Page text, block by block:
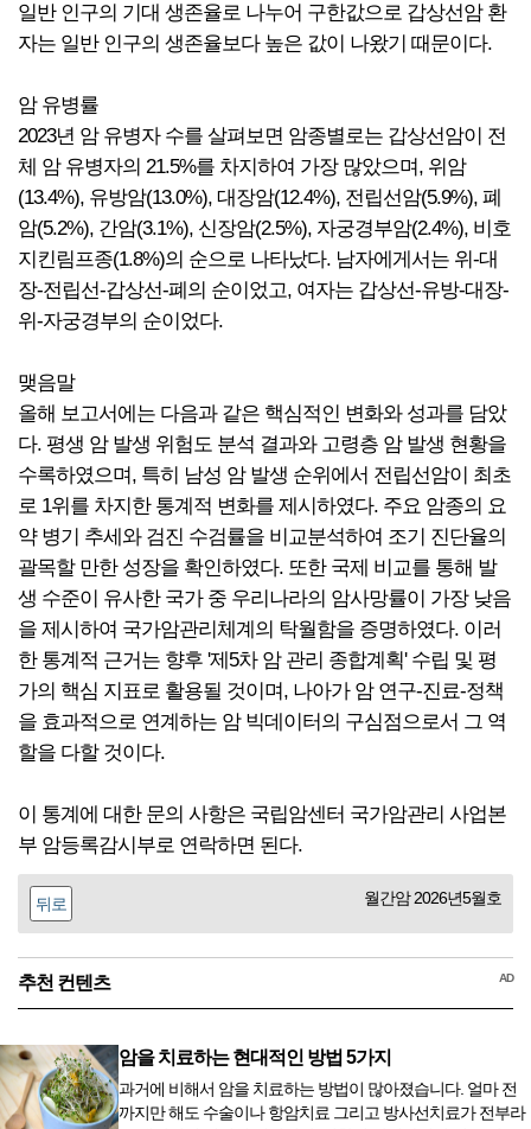
일반 인구의 기대 생존율로 나누어 구한값으로 갑상선암 환
자는 일반 인구의 생존율보다 높은 값이 나왔기 때문이다.
암 유병률
2023년 암 유병자 수를 살펴보면 암종별로는 갑상선암이 전
체 암 유병자의 21.5%를 차지하여 가장 많았으며, 위암
(13.4%), 유방암(13.0%), 대장암(12.4%), 전립선암(5.9%), 폐
암(5.2%), 간암(3.1%), 신장암(2.5%), 자궁경부암(2.4%), 비호
지킨림프종(1.8%)의 순으로 나타났다. 남자에게서는 위-대
장-전립선-갑상선-폐의 순이었고, 여자는 갑상선-유방-대장-
위-자궁경부의 순이었다.
맺음말
올해 보고서에는 다음과 같은 핵심적인 변화와 성과를 담았
다. 평생 암 발생 위험도 분석 결과와 고령층 암 발생 현황을
수록하였으며, 특히 남성 암 발생 순위에서 전립선암이 최초
로 1위를 차지한 통계적 변화를 제시하였다. 주요 암종의 요
약 병기 추세와 검진 수검률을 비교분석하여 조기 진단율의
괄목할 만한 성장을 확인하였다. 또한 국제 비교를 통해 발
생 수준이 유사한 국가 중 우리나라의 암사망률이 가장 낮음
을 제시하여 국가암관리체계의 탁월함을 증명하였다. 이러
한 통계적 근거는 향후 '제5차 암 관리 종합계획' 수립 및 평
가의 핵심 지표로 활용될 것이며, 나아가 암 연구-진료-정책
을 효과적으로 연계하는 암 빅데이터의 구심점으로서 그 역
할을 다할 것이다.
이 통계에 대한 문의 사항은 국립암센터 국가암관리 사업본
부 암등록감시부로 연락하면 된다.
뒤로 월간암 2026년5월호
추천 컨텐츠 AD
암을 치료하는 현대적인 방법 5가지
과거에 비해서 암을 치료하는 방법이 많아졌습니다. 얼마 전
까지만 해도 수술이나 항암치료 그리고 방사선치료가 전부라